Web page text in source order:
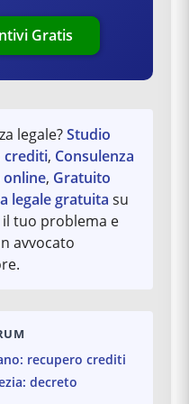
Gratis
legale?Studio
crediti, Consulenza
, Gratuito
legale gratuita su
il tuo problema e
avvocato
recupero crediti
decreto